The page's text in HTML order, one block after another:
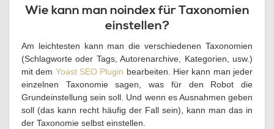
Wie kann man noindex für Taxonomien
einstellen?
Am leichtesten kann man die verschiedenen Taxonomien
(Schlagworte oder Tags, Autorenarchive, Kategorien, usw.)
mit dem Yoast SEO Plugin bearbeiten. Hier kann man jeder
einzelnen Taxonomie sagen, was für den Robot die
Grundeinstellung sein soll. Und wenn es Ausnahmen geben
soll (das kann recht häufig der Fall sein), kann man das in
der Taxonomie selbst einstellen.